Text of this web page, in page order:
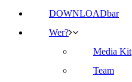
DOWNLOADbar
Wer?
Media Kit
Team